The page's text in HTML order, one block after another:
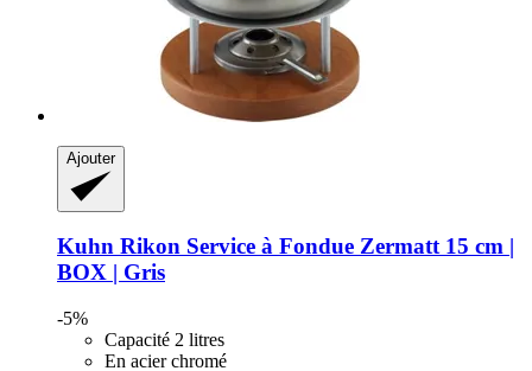
Ajouter
Kuhn Rikon Service à Fondue Zermatt 15 cm |
BOX | Gris
-5%
Capacité 2 litres
En acier chromé